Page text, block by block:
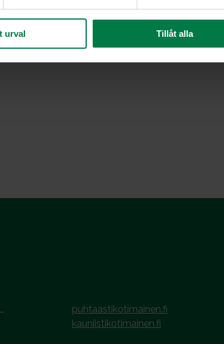
urval Tillåt alla
ohjeet,Marjat,Raparperi, parsa, yms
puhtaastikotimainen.fi
kauniistikotimainen.fi